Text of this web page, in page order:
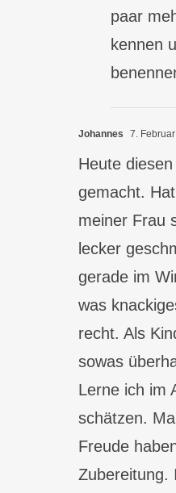
paar
kennen
Johannes 7.
Heute
gemacht.
meiner Frau
lecker
gerade im
was
recht. Als
sowas
Lerne ich im
schätzen.
Freude
Zubereitung.